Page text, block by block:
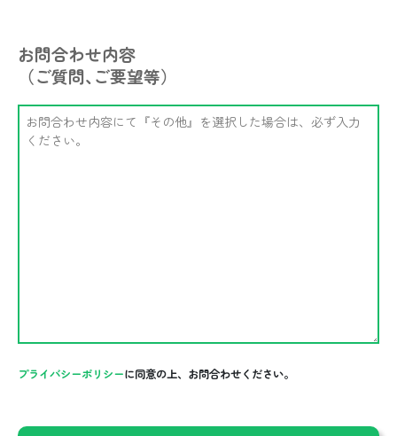
お問合わせ内容
（ご質問､ご要望等）
プライバシーポリシーに同意の上、お問合わせください。